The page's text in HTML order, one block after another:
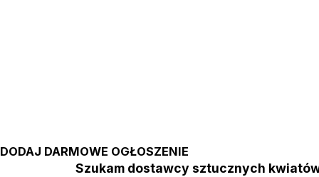
DODAJ DARMOWE OGŁOSZENIE
Szukam dostawcy sztucznych